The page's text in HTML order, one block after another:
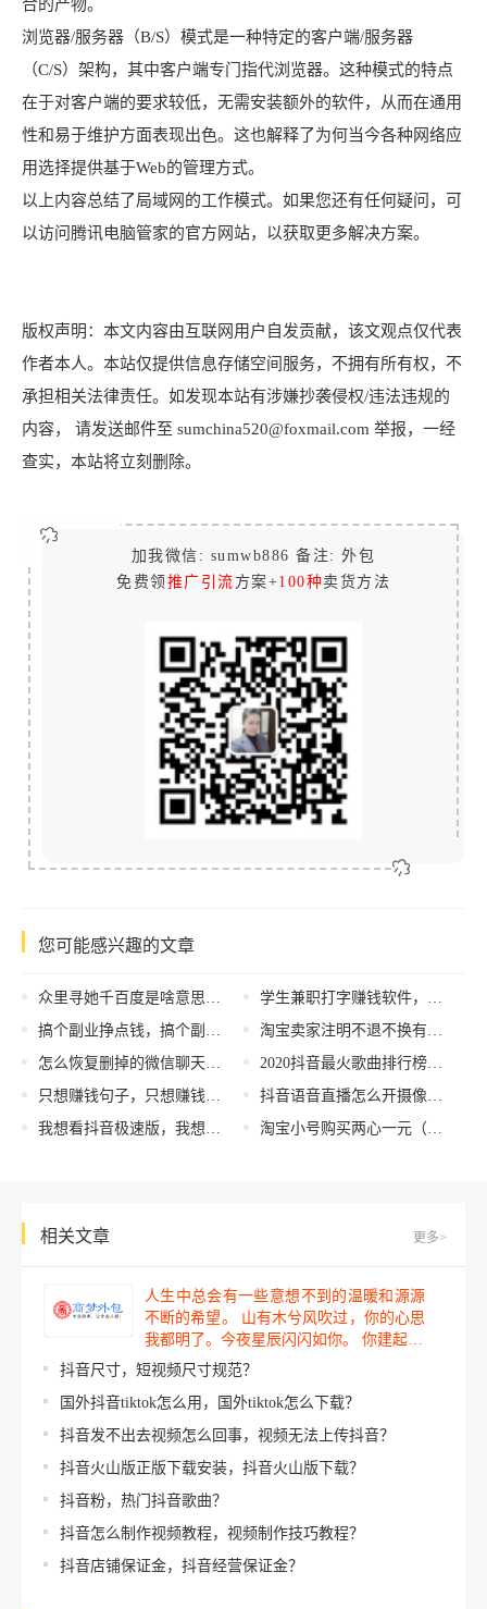
合的产物。
浏览器/服务器（B/S）模式是一种特定的客户端/服务器
（C/S）架构，其中客户端专门指代浏览器。这种模式的特点
在于对客户端的要求较低，无需安装额外的软件，从而在通用
性和易于维护方面表现出色。这也解释了为何当今各种网络应
用选择提供基于Web的管理方式。
以上内容总结了局域网的工作模式。如果您还有任何疑问，可
以访问腾讯电脑管家的官方网站，以获取更多解决方案。
版权声明：本文内容由互联网用户自发贡献，该文观点仅代表
作者本人。本站仅提供信息存储空间服务，不拥有所有权，不
承担相关法律责任。如发现本站有涉嫌抄袭侵权/违法违规的
内容， 请发送邮件至 sumchina520@foxmail.com 举报，一经
查实，本站将立刻删除。
加我微信: sumwb886 备注: 外包
免费领 推广引流 方案+100种卖货方法
您可能感兴趣的文章
众里寻她千百度是啥意思，众里寻她千百度是什么意思？
搞个副业挣点钱，搞个副业挣点钱的说说
怎么恢复删掉的微信聊天记录，微信聊天记录恢复方法？
只想赚钱句子，只想赚钱句子发朋友圈？
我想看抖音极速版，我想看抖音极速版怎么下载？
学生兼职打字赚钱软件，兼职打字赚钱平台？
淘宝卖家注明不退不换有效吗，淘宝卖家注明不退不换有效吗 标注七天无理由？
2020抖音最火歌曲排行榜，2020抖音最火歌曲排行榜前十名？
抖音语音直播怎么开摄像头（抖音语音直播怎么开麦克风）
淘宝小号购买两心一元（淘宝小号批发网1元）
相关文章 更多>
人生中总会有一些意想不到的温暖和源源
不断的希望。 山有木兮风吹过，你的心思
我都明了。今夜星辰闪闪如你。 你建起…
抖音尺寸，短视频尺寸规范？
国外抖音tiktok怎么用，国外tiktok怎么下载？
抖音发不出去视频怎么回事，视频无法上传抖音？
抖音火山版正版下载安装，抖音火山版下载？
抖音粉，热门抖音歌曲？
抖音怎么制作视频教程，视频制作技巧教程？
抖音店铺保证金，抖音经营保证金？